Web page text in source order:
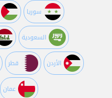
سوريا
السعودية
اﻷردن قطر
عمان